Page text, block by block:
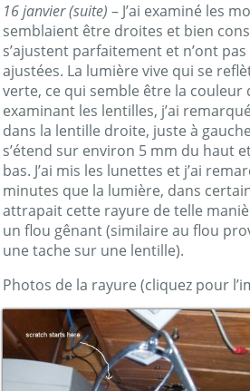
16 janvier (suite) – J’ai examiné les
semblaient être droites et bien
s’ajustent parfaitement et n’ont pas
ajustées. La lumière vive qui se
verte, ce qui semble être la couleur
examinant les lentilles, j’ai
dans la lentille droite, juste à
s’étend sur environ 5 mm du haut
bas. J’ai mis les lunettes et j’ai
minutes que la lumière, dans
attrapait cette rayure de telle
un flou gênant (similaire au flou
une tache sur une lentille).
Photos de la rayure (cliquez pour